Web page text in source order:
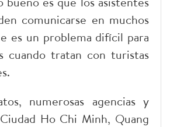
comunicarse en muchos
es un problema difícil para
cuando tratan con turistas
numerosas agencias y
Ho Chi Minh, Quang